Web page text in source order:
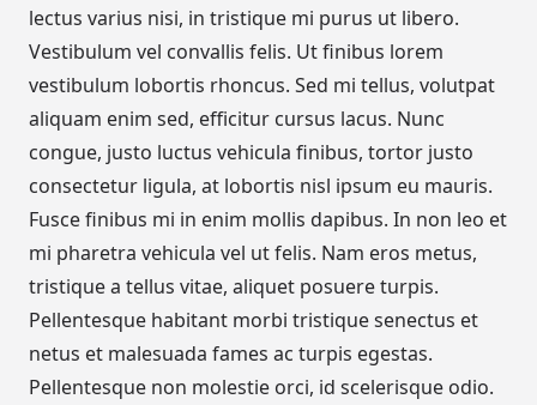
lectus varius nisi, in tristique mi purus ut libero.
Vestibulum vel convallis felis. Ut finibus lorem
vestibulum lobortis rhoncus. Sed mi tellus, volutpat
aliquam enim sed, efficitur cursus lacus. Nunc
congue, justo luctus vehicula finibus, tortor justo
consectetur ligula, at lobortis nisl ipsum eu mauris.
Fusce finibus mi in enim mollis dapibus. In non leo et
mi pharetra vehicula vel ut felis. Nam eros metus,
tristique a tellus vitae, aliquet posuere turpis.
Pellentesque habitant morbi tristique senectus et
netus et malesuada fames ac turpis egestas.
Pellentesque non molestie orci, id scelerisque odio.